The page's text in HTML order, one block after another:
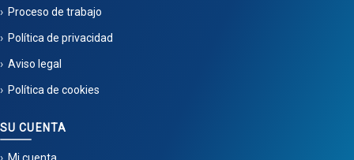
Proceso de trabajo
Política de privacidad
Aviso legal
Política de cookies
SU CUENTA